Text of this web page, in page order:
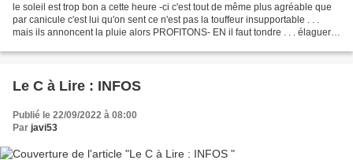
le soleil est trop bon a cette heure -ci c'est tout de même plus agréable que
par canicule c'est lui qu'on sent ce n'est pas la touffeur insupportable . . .
mais ils annoncent la pluie alors PROFITONS- EN il faut tondre . . . élaguer . .
Le C à Lire : INFOS
Publié le 22/09/2022 à 08:00
Par javi53